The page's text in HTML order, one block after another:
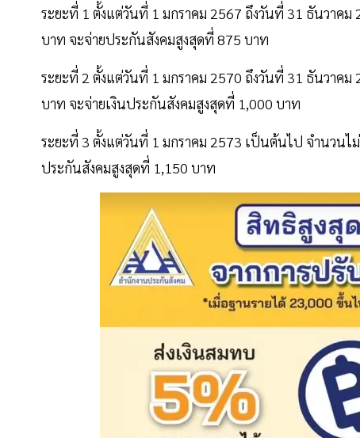
ระยะที่ 1 ตั้งแต่วันที่ 1 มกราคม 2567 ถึงวันที่ 31 ธันวาค
บาท จะจ่ายประกันสังคมสูงสุดที่ 875 บาท
ระยะที่ 2 ตั้งแต่วันที่ 1 มกราคม 2570 ถึงวันที่ 31 ธันวาค
บาท จะจ่ายเงินประกันสังคมสูงสุดที่ 1,000 บาท
ระยะที่ 3 ตั้งแต่วันที่ 1 มกราคม 2573 เป็นต้นไป จำนวนไ
ประกันสังคมสูงสุดที่ 1,150 บาท